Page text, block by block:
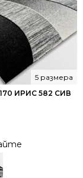
ИРИС 582 СИВ
5 размера